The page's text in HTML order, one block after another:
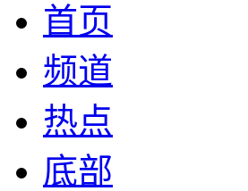
首页
频道
热点
底部